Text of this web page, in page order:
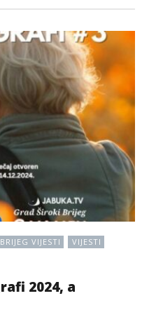
VIJESTI VIJESTI
2024, a